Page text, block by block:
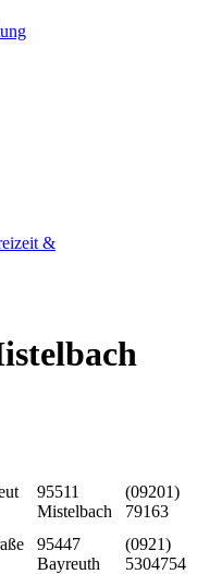
&
95511
Mistelbach
(09201)
79163
95447
Bayreuth
(0921)
5304754